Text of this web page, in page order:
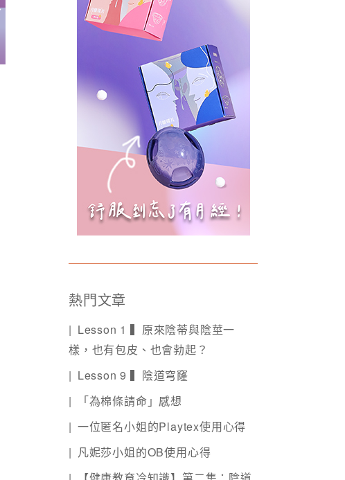
熱門文章
Lesson 1 ▍原來陰蒂與陰莖一
樣，也有包皮、也會勃起？
Lesson 9 ▍陰道穹窿
「為棉條請命」感想
一位匿名小姐的Playtex使用心得
凡妮莎小姐的OB使用心得